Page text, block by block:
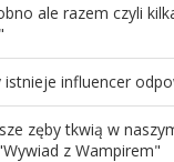
ale razem czyli
istnieje influencer
zęby tkwią w
z Wampirem"